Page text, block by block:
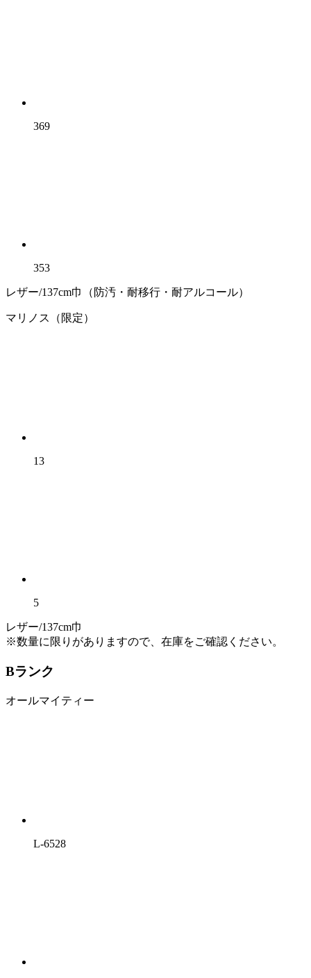
369
353
レザー/137cm巾（防汚・耐移行・耐アルコール）
マリノス（限定）
13
5
レザー/137cm巾
※数量に限りがありますので、在庫をご確認ください。
Bランク
オールマイティー
L-6528